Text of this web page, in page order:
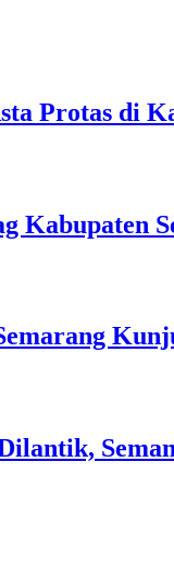
Protas di
Kabupaten